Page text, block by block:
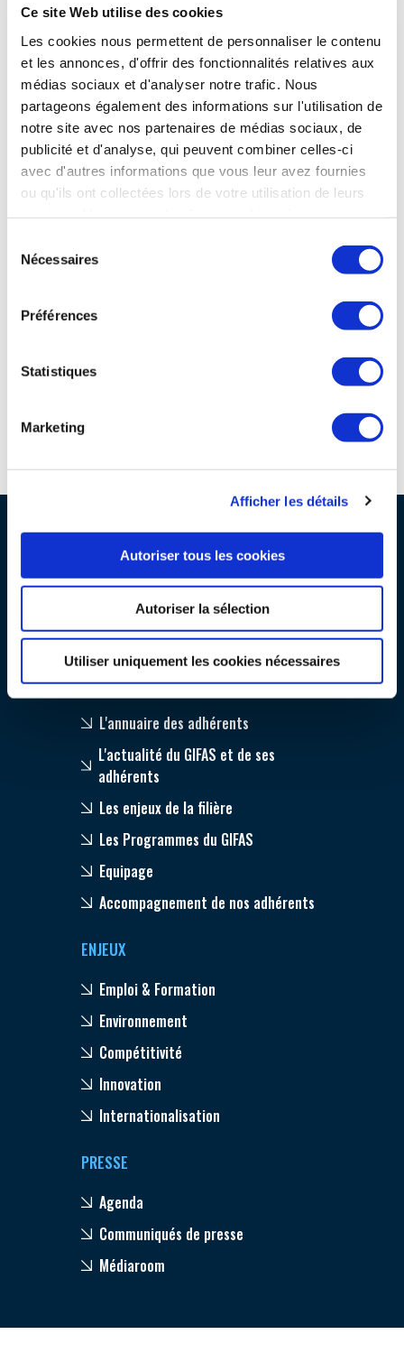
Ce site Web utilise des cookies
Les cookies nous permettent de personnaliser le contenu
et les annonces, d'offrir des fonctionnalités relatives aux
médias sociaux et d'analyser notre trafic. Nous
partageons également des informations sur l'utilisation de
notre site avec nos partenaires de médias sociaux, de
publicité et d'analyse, qui peuvent combiner celles-ci
avec d'autres informations que vous leur avez fournies
ou qu'ils ont collectées lors de votre utilisation de leurs
Nécessaires
Préférences
Statistiques
Marketing
Afficher les détails
Autoriser tous les cookies
Autoriser la sélection
Utiliser uniquement les cookies nécessaires
EMPLOI & FORMATION
ENVIRONNEMENT
INNOVATION
INTERNATIONALISATION
DOCUMENTS & BROCHURES
RAPPORTS D'ACTIVITÉS
l'exportation. La France n'a réactivé ses commandes d'Aster
que l'an dernier, avec un contrat passé pour 200 missiles
moyennant 900 M€. Le ministre a cette année promis d’en
doubler le nombre.
Site connexes et partenaires
PROFESSIONNELS DE LA FILIÈRE
Pourquoi nous rejoindre ?
Nos guides et publications
Nos réseaux à l'international
ADHÉRENTS
L'annuaire des adhérents
L'actualité du GIFAS et de ses
adhérents
Les enjeux de la filière
Les Programmes du GIFAS
Equipage
Accompagnement de nos adhérents
ENJEUX
Emploi & Formation
Environnement
Compétitivité
Innovation
Internationalisation
PRESSE
Agenda
Communiqués de presse
Médiaroom